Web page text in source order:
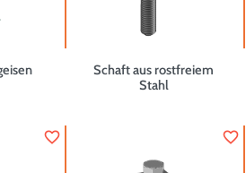
Schaft aus rostfreiem
Stahl
favorite_border favorite_border